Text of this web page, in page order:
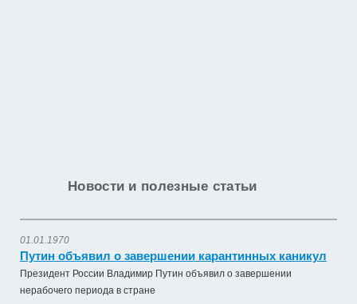
Новости и полезные статьи
01.01.1970
Путин объявил о завершении карантинных каникул
Президент России Владимир Путин объявил о завершении
нерабочего периода в стране